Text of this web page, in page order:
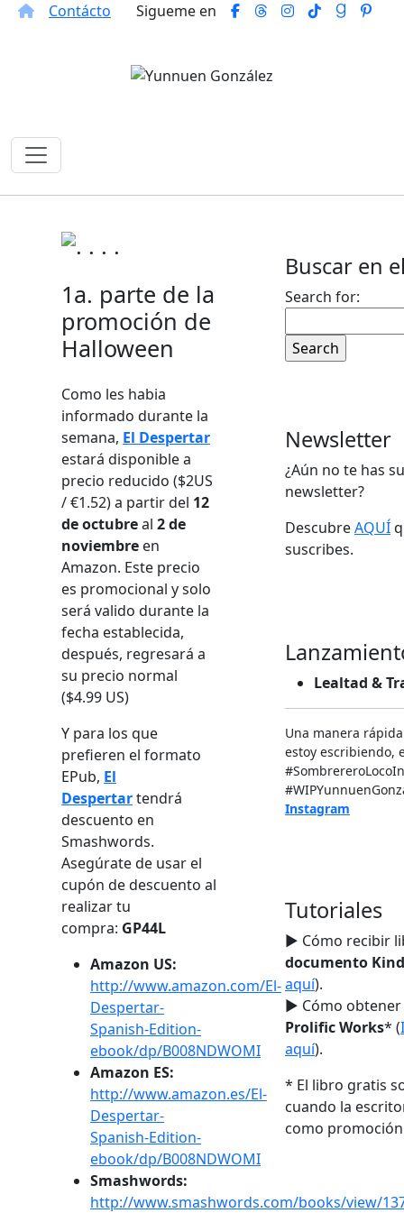
Contácto Sigueme en
1a. parte de la
promoción de
Halloween
Como les habia
informado durante la
semana, El Despertar
estará disponible a
precio reducido ($2US
/ €1.52) a partir del 12
de octubreal 2 de
noviembre en
Amazon. Este precio
es promocional y solo
será valido durante la
fecha establecida,
después, regresará a
su precio normal
($4.99 US)
Y para los que
prefieren el formato
EPub, El
Despertartendrá
descuento en
Smashwords.
Asegúrate de usar el
cupón de descuento al
realizar tu
compra: GP44L
Amazon US:
http://www.amazon.com/El-
Despertar-
Spanish-Edition-
ebook/dp/B008NDWOMI
Amazon ES:
http://www.amazon.es/El-
Despertar-
Spanish-Edition-
ebook/dp/B008NDWOMI
Smashwords:
http://www.smashwords.com/books/view/
Buscar en
Search for:
Newsletter
¿Aún no te has
newsletter?
DescubreAQUÍ
suscribes.
Lealtad &
Una manera
estoy escribiendo,
Instagram
Tutoriales
► Cómo recibir
documento
aquí).
► Cómo
Prolific Works* (
aquí).
* El libro gratis
cuando la
como